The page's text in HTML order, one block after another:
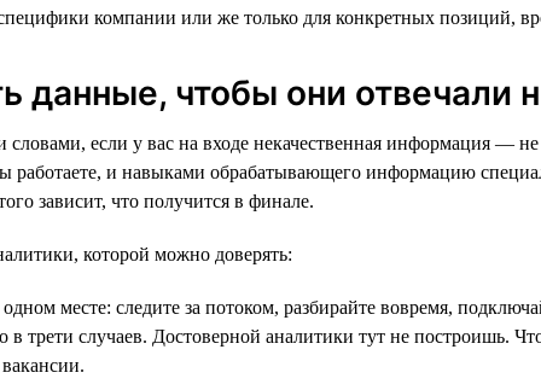
компании или же только для конкретных позиций,
данные, чтобы они отвечали
если у вас на входе некачественная информация —
работаете, и навыками обрабатывающего информацию
зависит, что получится в финале.
которой можно доверять:
месте: следите за потоком, разбирайте вовремя,
трети случаев. Достоверной аналитики тут не построишь.